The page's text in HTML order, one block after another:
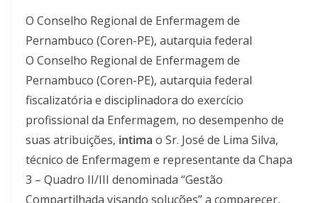
O Conselho Regional de Enfermagem de
Pernambuco (Coren-PE), autarquia federal
O Conselho Regional de Enfermagem de
Pernambuco (Coren-PE), autarquia federal
fiscalizatória e disciplinadora do exercício
profissional da Enfermagem, no desempenho de
suas atribuições, intima o Sr. José de Lima Silva,
técnico de Enfermagem e representante da Chapa
3 – Quadro II/III denominada “Gestão
Compartilhada visando soluções” a comparecer,